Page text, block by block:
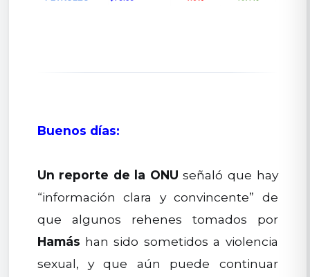
Buenos días:
Un reporte de la ONU señaló que hay
“información clara y convincente” de
que algunos rehenes tomados por
Hamás han sido sometidos a violencia
sexual, y que aún puede continuar